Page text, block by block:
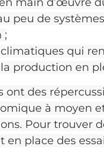
peu de
;
climatiques qui
production en
ont des
à moyen
Pour trouver
en place des